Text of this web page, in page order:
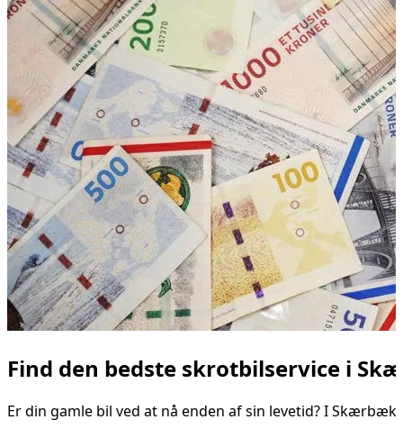
Find den bedste skrotbilservice i
Er din gamle bil ved at nå enden af sin levetid? I